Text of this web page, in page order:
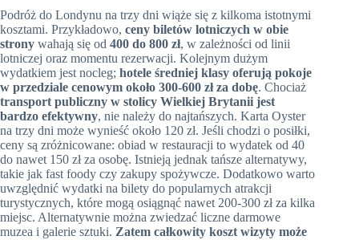
Podróż do Londynu na trzy dni wiąże się z kilkoma istotnymi
kosztami. Przykładowo, ceny biletów lotniczych w obie
strony wahają się od 400 do 800 zł, w zależności od linii
lotniczej oraz momentu rezerwacji. Kolejnym dużym
wydatkiem jest nocleg; hotele średniej klasy oferują pokoje
w przedziale cenowym około 300-600 zł za dobę. Chociaż
transport publiczny w stolicy Wielkiej Brytanii jest
bardzo efektywny, nie należy do najtańszych. Karta Oyster
na trzy dni może wynieść około 120 zł. Jeśli chodzi o posiłki,
ceny są zróżnicowane: obiad w restauracji to wydatek od 40
do nawet 150 zł za osobę. Istnieją jednak tańsze alternatywy,
takie jak fast foody czy zakupy spożywcze. Dodatkowo warto
uwzględnić wydatki na bilety do popularnych atrakcji
turystycznych, które mogą osiągnąć nawet 200-300 zł za kilka
miejsc. Alternatywnie można zwiedzać liczne darmowe
muzea i galerie sztuki. Zatem całkowity koszt wizyty może